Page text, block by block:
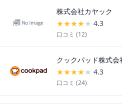
株式会社カヤック
★★★★★ 4.3
口コミ (12)
クックパッド株式会
★★★★★ 4.3
口コミ (24)